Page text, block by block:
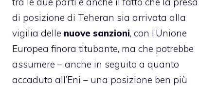
di posizione di Teheran sia arrivata alla
vigilia delle nuove sanzioni, con l’Unione
Europea finora titubante, ma che potrebbe
assumere – anche in seguito a quanto
accaduto all’Eni – una posizione ben più